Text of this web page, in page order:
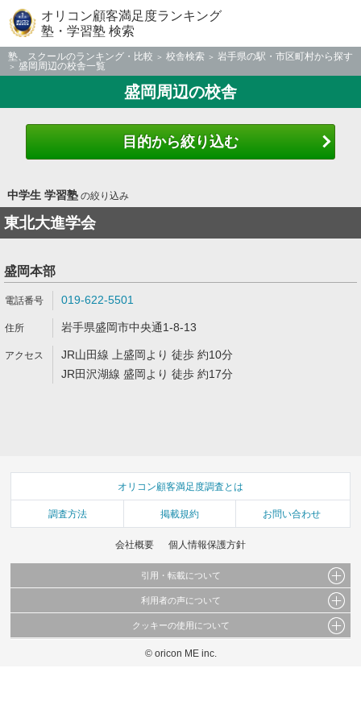
オリコン顧客満足度ランキング
塾・学習塾 検索
塾、スクールのランキング・比較 校舎検索
岩手県の駅・市区町村から探す
盛岡周辺の校舎一覧
盛岡周辺の校舎
目的から絞り込む
中学生 学習塾の絞り込み
東北大進学会
盛岡本部
019-622-5501
岩手県盛岡市中央通1-8-13
JR山田線 上盛岡より 徒歩 約10分
JR田沢湖線 盛岡より 徒歩 約17分
オリコン顧客満足度調査とは
調査方法 掲載規約 お問い合わせ
会社概要 個人情報保護方針
引用・転載について
当サイトで公開されている情報（文字、写真、イラスト、画像データ等）及びこれらの配
これらの情報を権利者の許可なく無断転載・複製などの二次利用を行うことは固く禁じて
利用者の声について
当サイトに掲載している内容はすべてサービスの利用者が提出された見解・感想です。
弊社の見解・ 意見ではないことをご理解いただいた上でご覧ください。
クッキーの使用について
このサイトでは Cookie を使用して、ユーザーに合わせたコンテンツや広告の表示、ソー
© oricon ME inc.